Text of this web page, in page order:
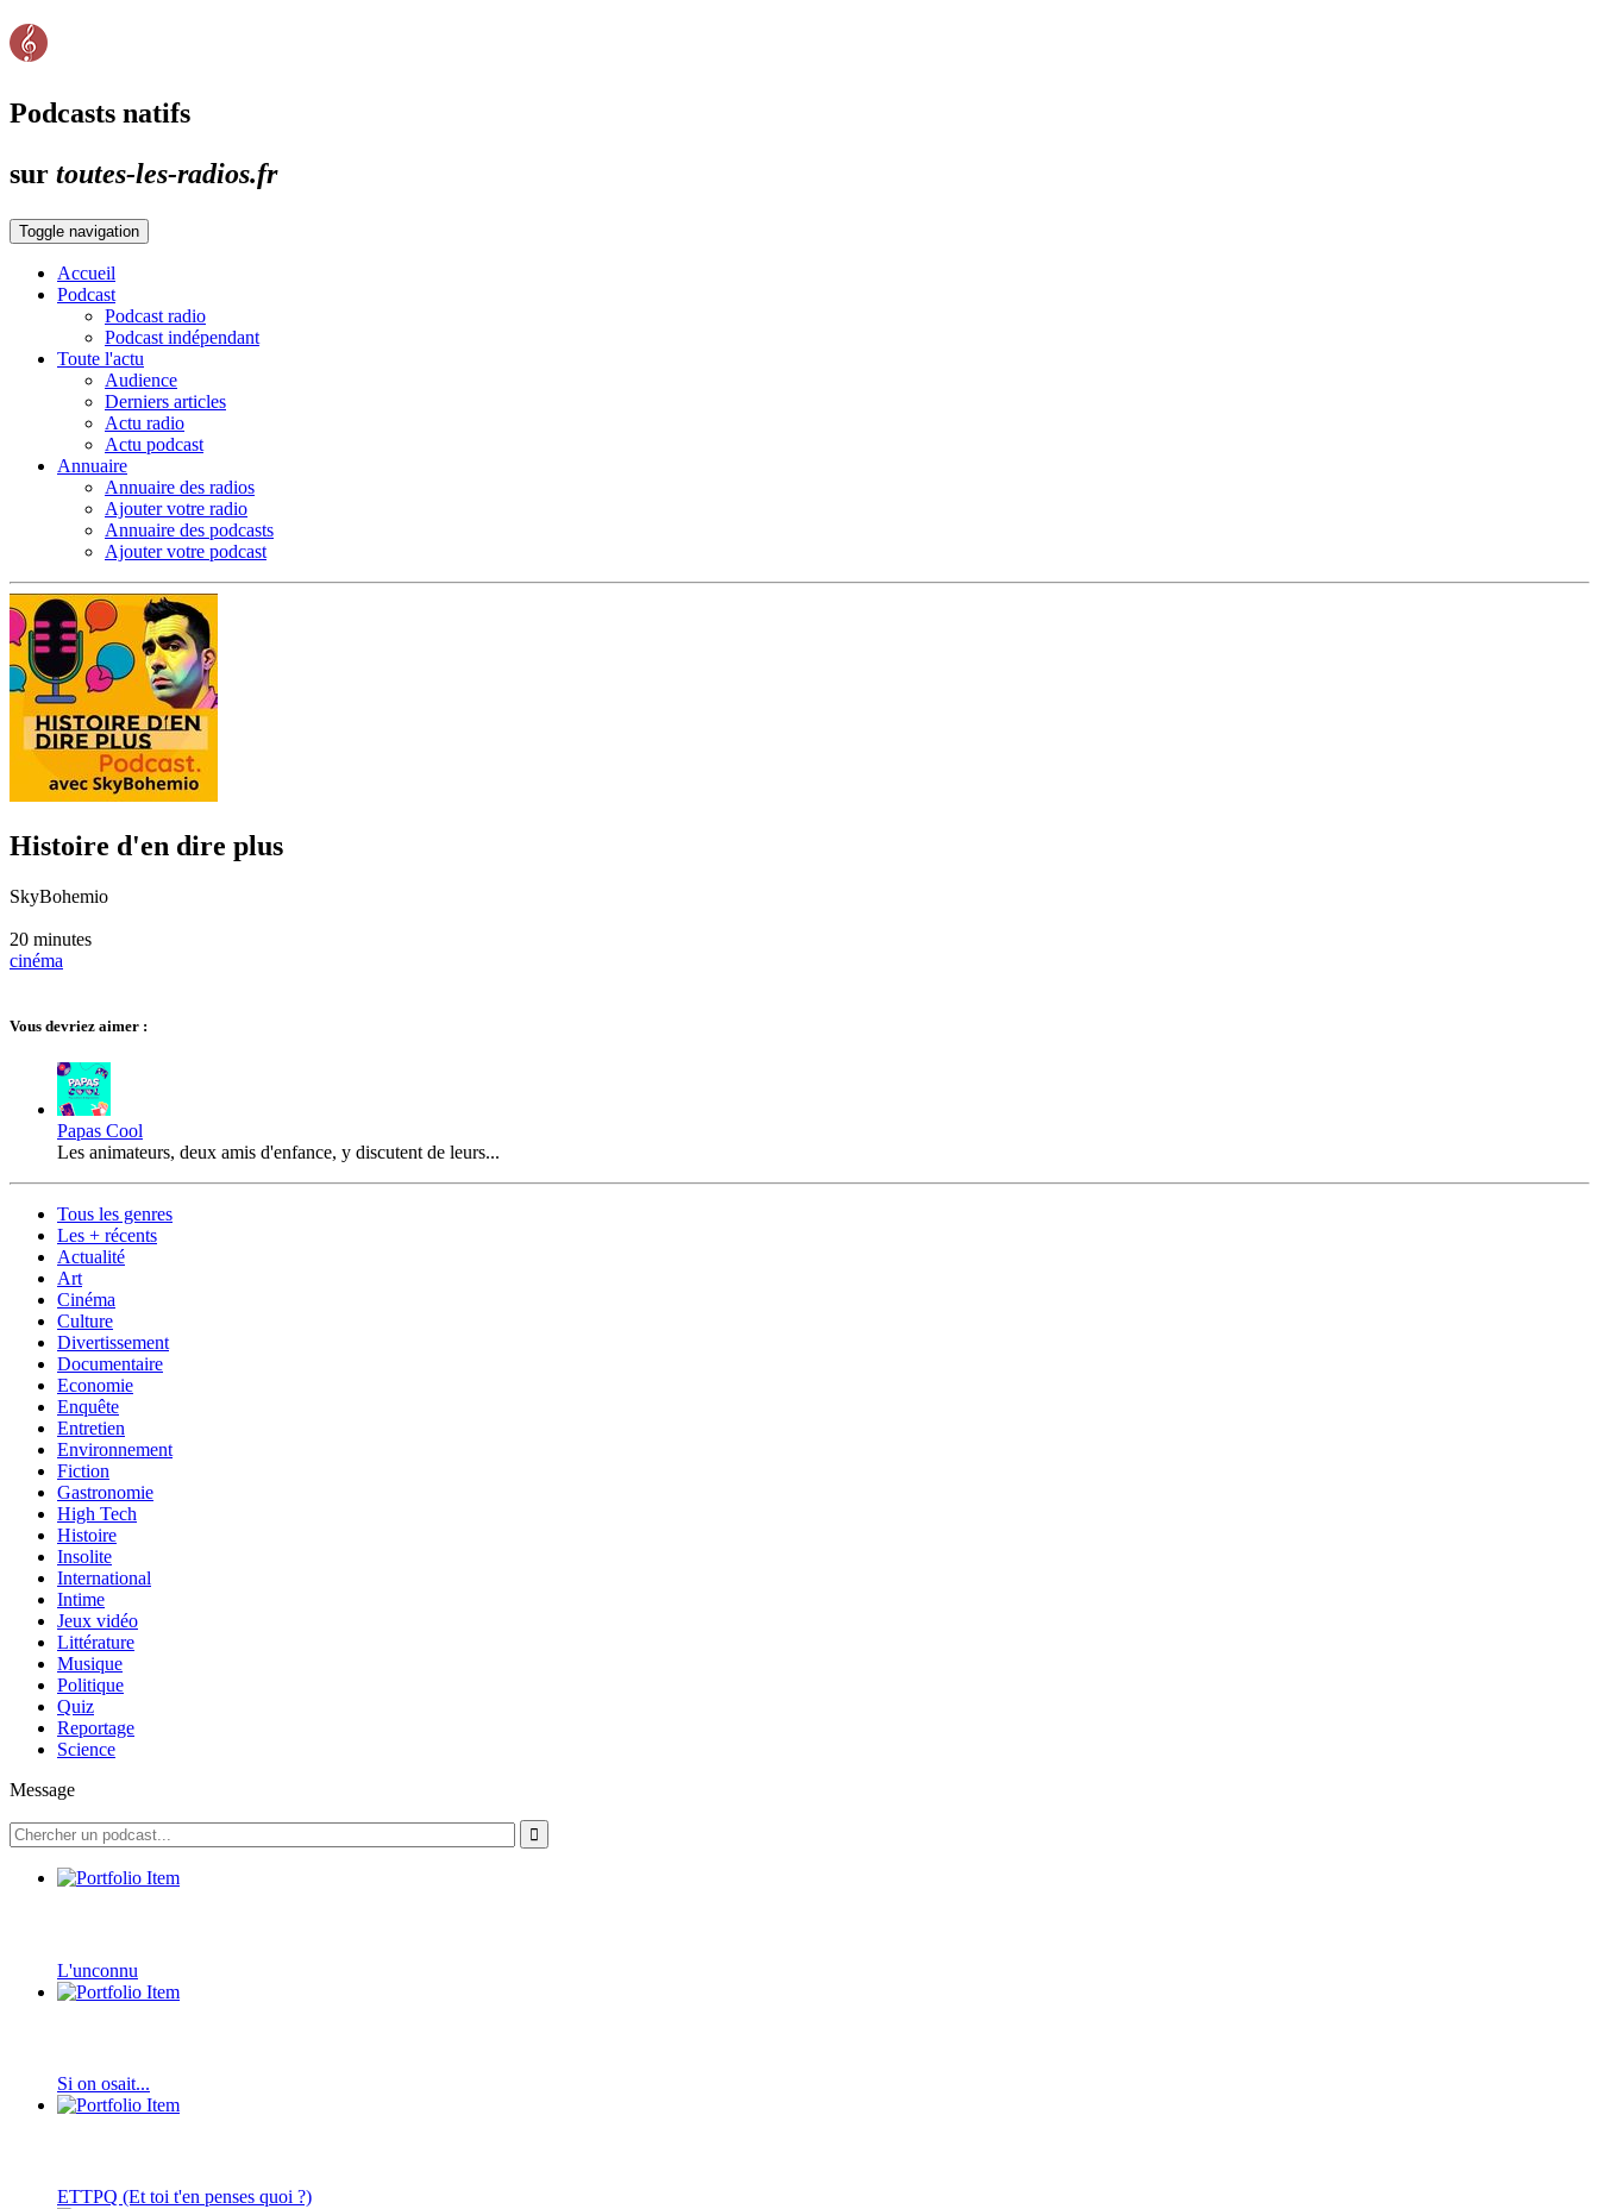
Podcasts natifs
sur toutes-les-radios.fr
Toggle navigation
Accueil
Podcast
Podcast radio
Podcast indépendant
Toute l'actu
Audience
Derniers articles
Actu radio
Actu podcast
Annuaire
Annuaire des radios
Ajouter votre radio
Annuaire des podcasts
Ajouter votre podcast
Histoire d'en dire plus
SkyBohemio
20 minutes
cinéma
Vous devriez aimer :
Papas Cool
Les animateurs, deux amis d'enfance, y discutent de leurs...
Tous les genres
Les + récents
Actualité
Art
Cinéma
Culture
Divertissement
Documentaire
Economie
Enquête
Entretien
Environnement
Fiction
Gastronomie
High Tech
Histoire
Insolite
International
Intime
Jeux vidéo
Littérature
Musique
Politique
Quiz
Reportage
Science
Message
L'unconnu
Si on osait...
ETTPQ (Et toi t'en penses quoi ?)